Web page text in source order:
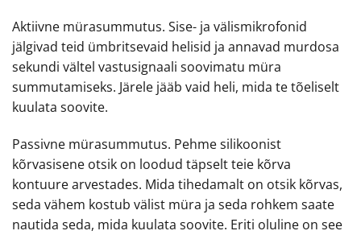
Aktiivne mürasummutus. Sise- ja välismikrofonid
jälgivad teid ümbritsevaid helisid ja annavad murdosa
sekundi vältel vastusignaali soovimatu müra
summutamiseks. Järele jääb vaid heli, mida te tõeliselt
kuulata soovite.
Passivne mürasummutus. Pehme silikoonist
kõrvasisene otsik on loodud täpselt teie kõrva
kontuure arvestades. Mida tihedamalt on otsik kõrvas,
seda vähem kostub välist müra ja seda rohkem saate
nautida seda, mida kuulata soovite. Eriti oluline on see